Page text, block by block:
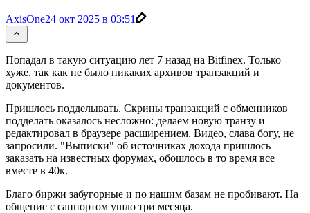
AxisOne24 окт 2025 в 03:51
Попадал в такую ситуацию лет 7 назад на Bitfinex. Только
хуже, так как не было никаких архивов транзакций и
документов.
Пришлось подделывать. Скрины транзакций с обменников
подделать оказалось несложно: делаем новую транзу и
редактировал в браузере расширением. Видео, слава богу, не
запросили. "Выписки" об источниках дохода пришлось
заказать на известных форумах, обошлось в то время все
вместе в 40к.
Благо биржи забугорные и по нашим базам не пробивают. На
общение с саппортом ушло три месяца.